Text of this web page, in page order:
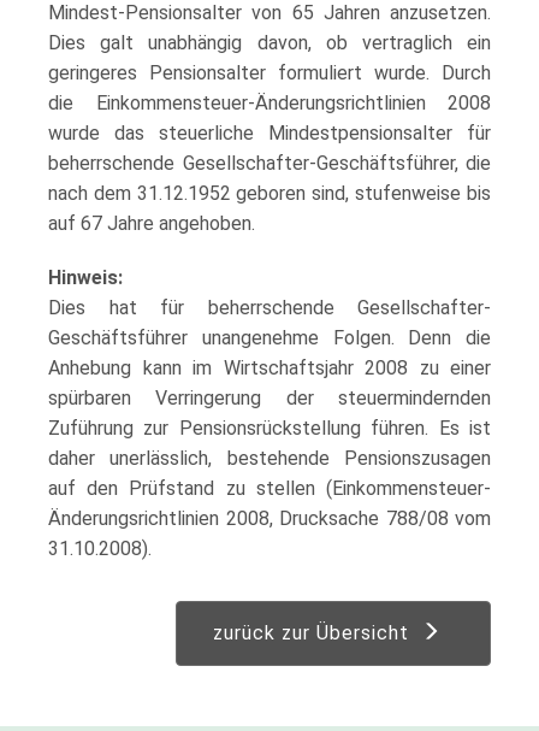
Mindest-Pensionsalter von 65 Jahren anzusetzen.
Dies galt unabhängig davon, ob vertraglich ein
geringeres Pensionsalter formuliert wurde. Durch
die Einkommensteuer-Änderungsrichtlinien 2008
wurde das steuerliche Mindestpensionsalter für
beherrschende Gesellschafter-Geschäftsführer, die
nach dem 31.12.1952 geboren sind, stufenweise bis
auf 67 Jahre angehoben.
Hinweis:
Dies hat für beherrschende Gesellschafter-
Geschäftsführer unangenehme Folgen. Denn die
Anhebung kann im Wirtschaftsjahr 2008 zu einer
spürbaren Verringerung der steuermindernden
Zuführung zur Pensionsrückstellung führen. Es ist
daher unerlässlich, bestehende Pensionszusagen
auf den Prüfstand zu stellen (Einkommensteuer-
Änderungsrichtlinien 2008, Drucksache 788/08 vom
31.10.2008).
zurück zur Übersicht